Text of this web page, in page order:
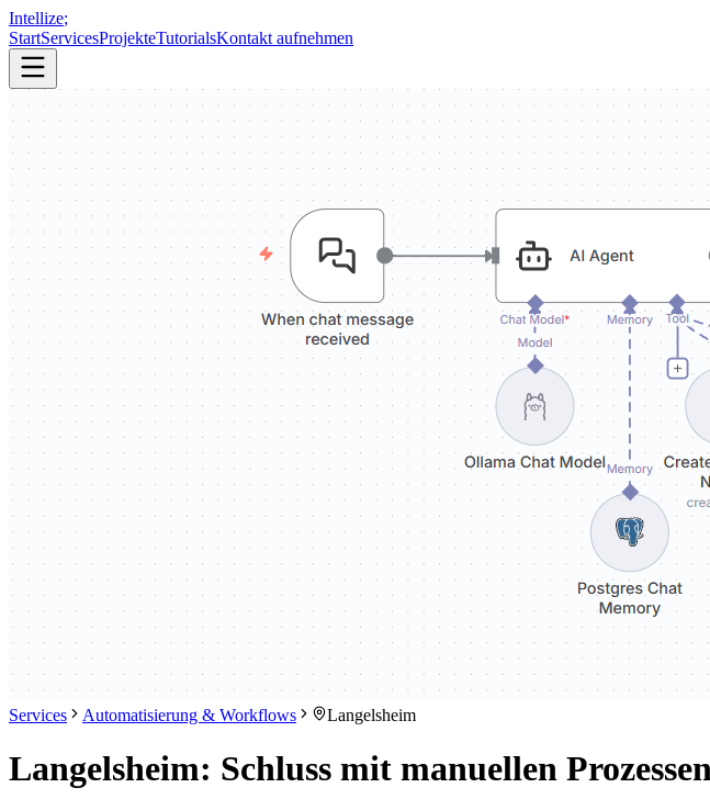
Intellize;
StartServicesProjekteTutorialsKontakt aufnehmen
Services Automatisierung & Workflows Langelsheim
Langelsheim: Schluss mit manuellen